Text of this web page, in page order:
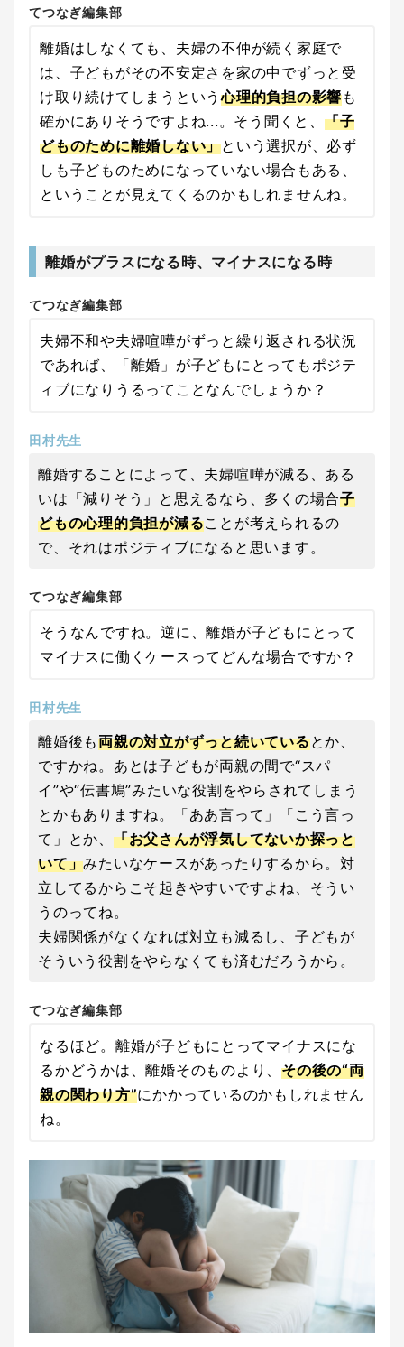
てつなぎ編集部
離婚はしなくても、夫婦の不仲が続く家庭で
は、子どもがその不安定さを家の中でずっと受
け取り続けてしまうという心理的負担の影響も
確かにありそうですよね...。そう聞くと、 「子
どものために離婚しない」という選択が、必ず
しも子どものためになっていない場合もある、
ということが見えてくるのかもしれませんね。
離婚がプラスになる時、マイナスになる時
てつなぎ編集部
夫婦不和や夫婦喧嘩がずっと繰り返される状況
であれば、「離婚」が子どもにとってもポジテ
ィブになりうるってことなんでしょうか？
田村先生
離婚することによって、夫婦喧嘩が減る、ある
いは「減りそう」と思えるなら、多くの場合子
どもの心理的負担が減ることが考えられるの
で、それはポジティブになると思います。
てつなぎ編集部
そうなんですね。逆に、離婚が子どもにとって
マイナスに働くケースってどんな場合ですか？
田村先生
離婚後も両親の対立がずっと続いているとか、
ですかね。あとは子どもが両親の間で“スパ
イ”や“伝書鳩”みたいな役割をやらされてしまう
とかもありますね。「ああ言って」「こう言っ
て」とか、 「お父さんが浮気してないか探っと
いて」みたいなケースがあったりするから。対
立してるからこそ起きやすいですよね、そうい
うのってね。
夫婦関係がなくなれば対立も減るし、子どもが
そういう役割をやらなくても済むだろうから。
てつなぎ編集部
なるほど。離婚が子どもにとってマイナスにな
るかどうかは、離婚そのものより、 その後の“両
親の関わり方”にかかっているのかもしれません
ね。